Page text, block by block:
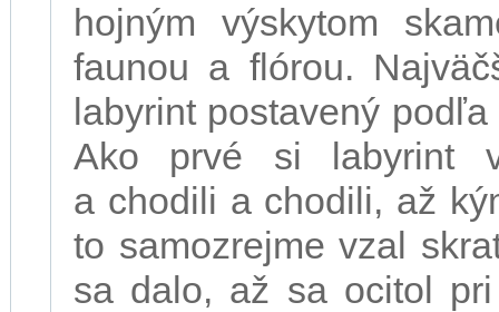
hojným výskytom
faunou a flórou.
labyrint postavený
Ako prvé si labyrint
a chodili a chodili, až
to samozrejme vzal
sa dalo, až sa ocitol